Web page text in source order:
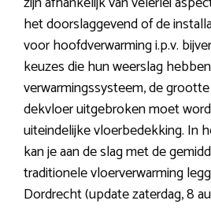
het doorslaggevend of de
voor hoofdverwarming i.p.v.
keuzes die hun weerslag
verwarmingssysteem, de
dekvloer uitgebroken moet
uiteindelijke vloerbedekking. In
kan je aan de slag met de
traditionele vloerverwarming
Dordrecht (update zaterdag, 8